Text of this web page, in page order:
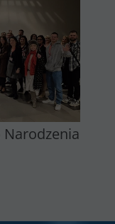
Narodzenia